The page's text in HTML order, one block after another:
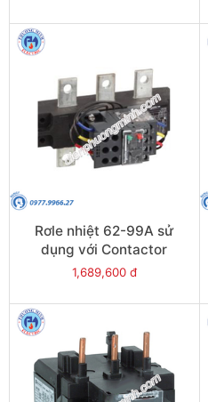
Rơle nhiệt 62-99A sử
dụng với Contactor
LC1E120-E160 - Model
1,689,600 đ